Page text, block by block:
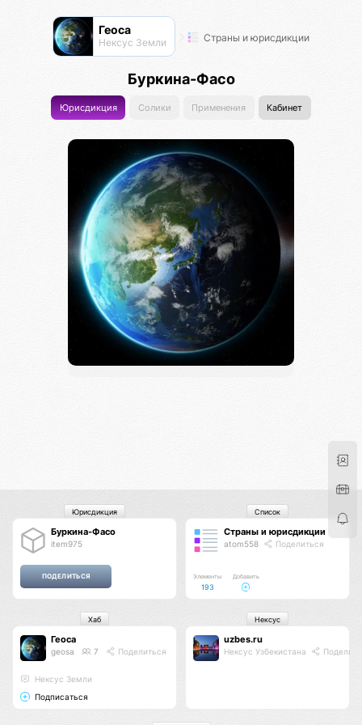
Геоса
Нексус Земли Страны и юрисдикции
Буркина-Фасо
Юрисдикция Солики Применения Кабинет
Буркина-Фасо
item975
Юрисдикция
Страны и юрисдикции
atom558 Поделиться
Элементы
193
Добавить
Список
Геоса
geosa 7 Поделиться
Нексус Земли
Подписаться
Хаб
uzbes.ru
Нексус Узбекистана
Нексус